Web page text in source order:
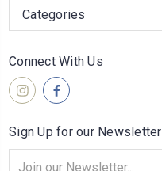
Categories
Connect With Us
Sign Up for our Newsletter